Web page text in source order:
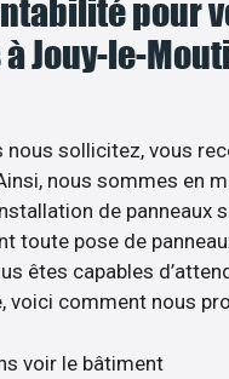
pour
Jouy-le-
nous sollicitez, vous
nous sommes en
de panneaux
toute pose de
êtes capables
voici comment nous
voir le bâtiment